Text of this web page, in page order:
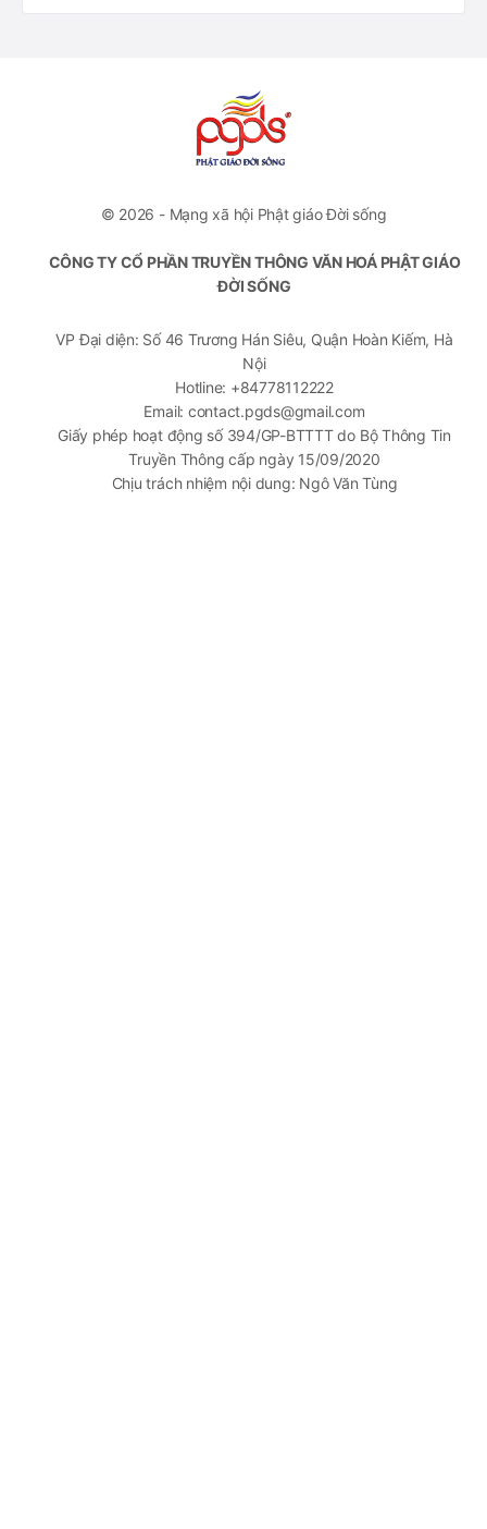
© 2026 - Mạng xã hội Phật giáo Đời sống
CÔNG TY CỔ PHẦN TRUYỀN THÔNG VĂN HOÁ PHẬT GIÁO
ĐỜI SỐNG
VP Đại diện: Số 46 Trương Hán Siêu, Quận Hoàn Kiếm, Hà
Nội
Hotline: +84778112222
Email: contact.pgds@gmail.com
Giấy phép hoạt động số 394/GP-BTTTT do Bộ Thông Tin
Truyền Thông cấp ngày 15/09/2020
Chịu trách nhiệm nội dung: Ngô Văn Tùng